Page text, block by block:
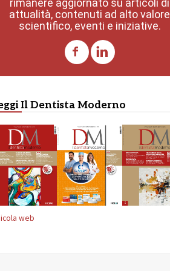
rimanere aggiornato su articoli di
attualità, contenuti ad alto valore
scientifico, eventi e iniziative.
Il Dentista Moderno
web